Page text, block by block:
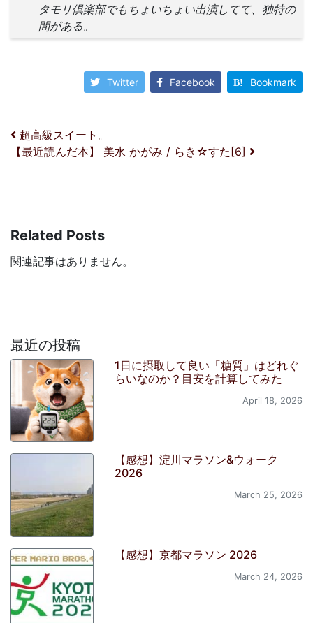
タモリ倶楽部でもちょいちょい出演してて、独特の
間がある。
Twitter Facebook Bookmark
投稿ナビゲーション
超高級スイート。
【最近読んだ本】 美水 かがみ / らき☆すた[6]
Related Posts
関連記事はありません。
最近の投稿
1日に摂取して良い「糖質」はどれぐ
らいなのか？目安を計算してみた
April 18, 2026
【感想】淀川マラソン&ウォーク
2026
March 25, 2026
【感想】京都マラソン 2026
March 24, 2026